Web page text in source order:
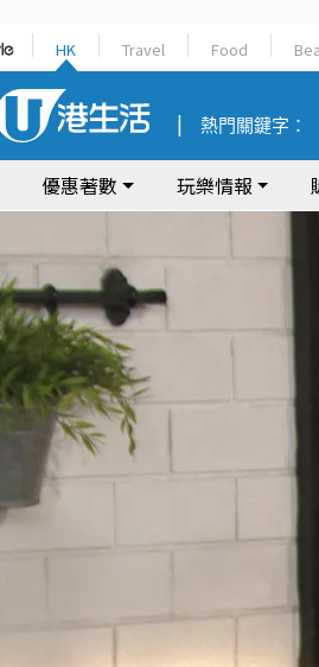
HK Travel Food
熱門關鍵字：
優惠著數 玩樂情報